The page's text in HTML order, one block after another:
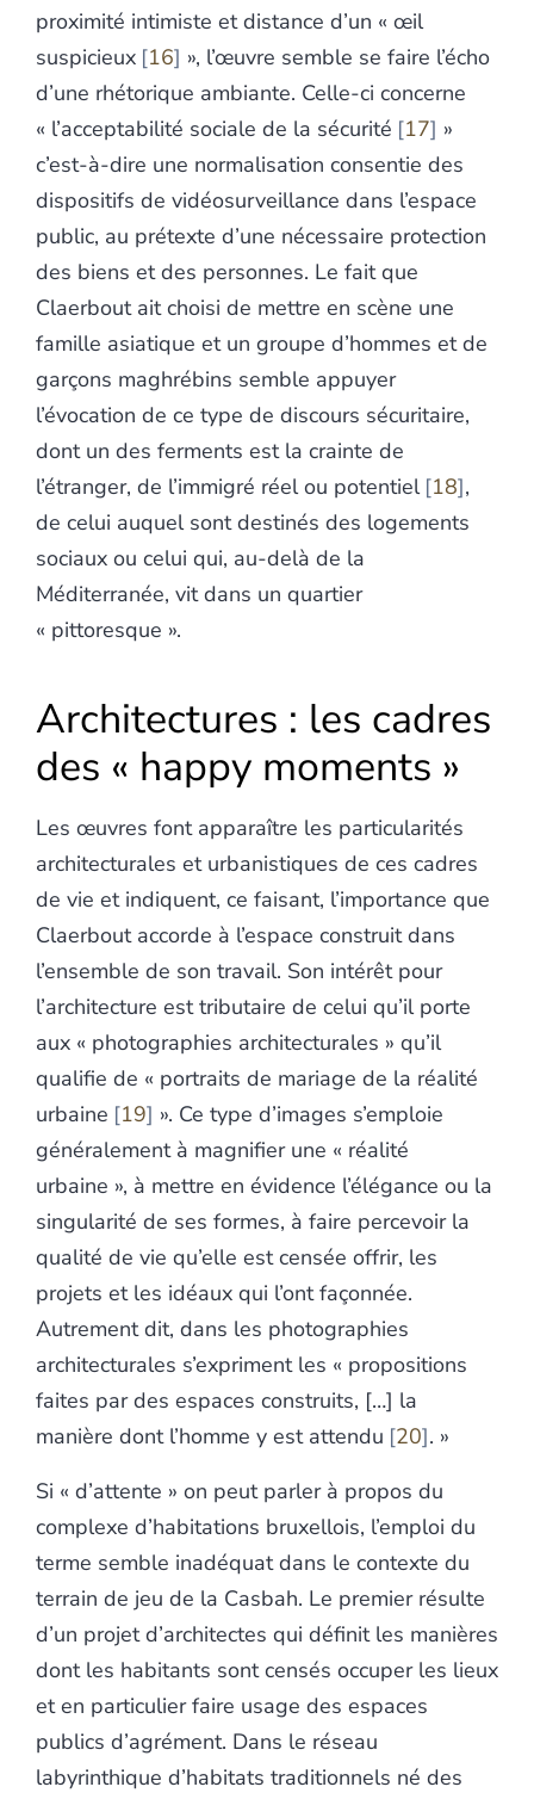
proximité intimiste et distance d’un « œil
suspicieux 16 », l’œuvre semble se faire l’écho
d’une rhétorique ambiante. Celle-ci concerne
« l’acceptabilité sociale de la sécurité 17 »
c’est-à-dire une normalisation consentie des
dispositifs de vidéosurveillance dans l’espace
public, au prétexte d’une nécessaire protection
des biens et des personnes. Le fait que
Claerbout ait choisi de mettre en scène une
famille asiatique et un groupe d’hommes et de
garçons maghrébins semble appuyer
l’évocation de ce type de discours sécuritaire,
dont un des ferments est la crainte de
l’étranger, de l’immigré réel ou potentiel 18 ,
de celui auquel sont destinés des logements
sociaux ou celui qui, au-delà de la
Méditerranée, vit dans un quartier
« pittoresque ».
Architectures : les cadres
des « happy moments »
Les œuvres font apparaître les particularités
architecturales et urbanistiques de ces cadres
de vie et indiquent, ce faisant, l’importance que
Claerbout accorde à l’espace construit dans
l’ensemble de son travail. Son intérêt pour
l’architecture est tributaire de celui qu’il porte
aux « photographies architecturales » qu’il
qualifie de « portraits de mariage de la réalité
urbaine 19 ». Ce type d’images s’emploie
généralement à magnifier une « réalité
urbaine », à mettre en évidence l’élégance ou la
singularité de ses formes, à faire percevoir la
qualité de vie qu’elle est censée offrir, les
projets et les idéaux qui l’ont façonnée.
Autrement dit, dans les photographies
architecturales s’expriment les « propositions
faites par des espaces construits, […] la
manière dont l’homme y est attendu 20 . »
Si « d’attente » on peut parler à propos du
complexe d’habitations bruxellois, l’emploi du
terme semble inadéquat dans le contexte du
terrain de jeu de la Casbah. Le premier résulte
d’un projet d’architectes qui définit les manières
dont les habitants sont censés occuper les lieux
et en particulier faire usage des espaces
publics d’agrément. Dans le réseau
labyrinthique d’habitats traditionnels né des